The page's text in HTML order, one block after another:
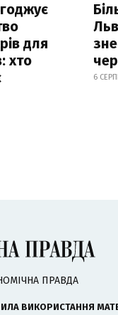
для
хто
6
ПРАВДА
ВИКОРИСТАННЯ